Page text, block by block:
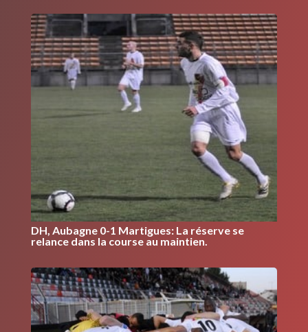
DH, Aubagne 0-1 Martigues: La réserve se
relance dans la course au maintien.